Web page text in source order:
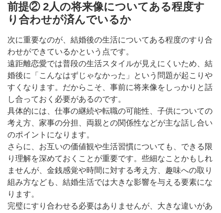
前提② 2人の将来像についてある程度す
り合わせが済んでいるか
次に重要なのが、結婚後の生活についてある程度のすり合
わせができているかという点です。
遠距離恋愛では普段の生活スタイルが見えにくいため、結
婚後に「こんなはずじゃなかった」という問題が起こりや
すくなります。だからこそ、事前に将来像をしっかりと話
し合っておく必要があるのです。
具体的には、仕事の継続や転職の可能性、子供についての
考え方、家事の分担、両親との関係性などが主な話し合い
のポイントになります。
さらに、お互いの価値観や生活習慣についても、できる限
り理解を深めておくことが重要です。些細なことかもしれ
ませんが、金銭感覚や時間に対する考え方、趣味への取り
組み方なども、結婚生活では大きな影響を与える要素にな
ります。
完璧にすり合わせる必要はありませんが、大きな違いがあ